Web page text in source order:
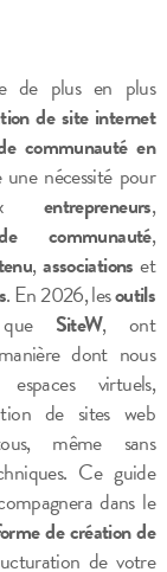
de plus en plus
de site internet
communauté en
nécessité pour
entrepreneurs,
communauté,
,associations et
. En 2026, lesoutils
SiteW, ont
dont nous
virtuels,
de sites web
même sans
Ce guide
dans le
de création de
de votre